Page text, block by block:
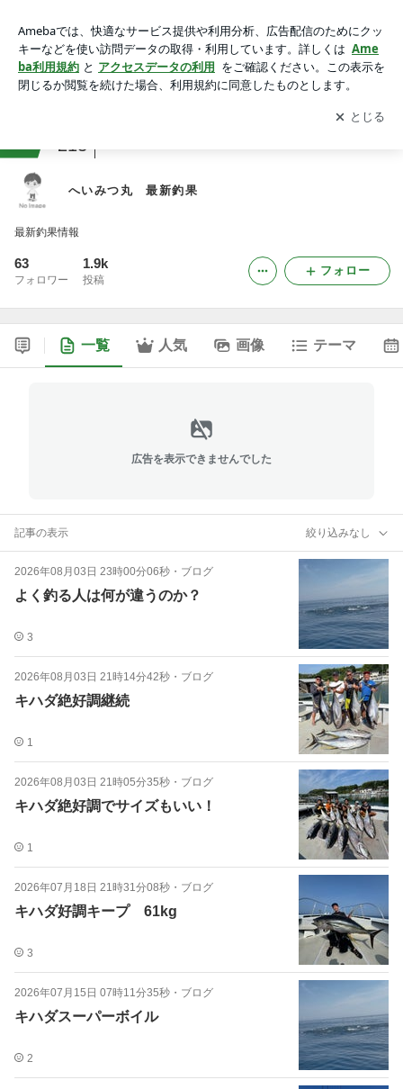
アプリをダウンロードして ブログの更新通知
を受け取りまし
ょう。
開く
213
へいみつ丸 最新釣果
最新釣果情報
63
フォロワー
1.9k
投稿
フォロー
一覧 人気 画像 テーマ
広告を表示できませんでした
記事の表示 絞り込みなし
2026年08月03日 23時00分06秒 ・ ブログ
よく釣る人は何が違うのか？
3
2026年08月03日 21時14分42秒 ・ ブログ
キハダ絶好調継続
1
2026年08月03日 21時05分35秒 ・ ブログ
キハダ絶好調でサイズもいい！
1
2026年07月18日 21時31分08秒 ・ ブログ
キハダ好調キープ 61kg
3
2026年07月15日 07時11分35秒 ・ ブログ
キハダスーパーボイル
2